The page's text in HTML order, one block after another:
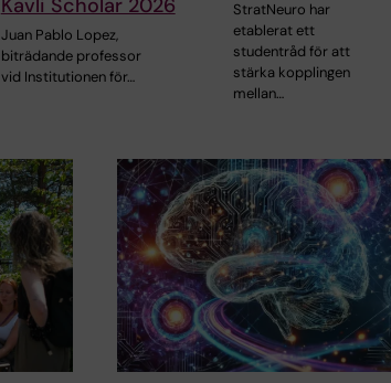
Kavli Scholar 2026
Juan Pablo Lopez,
biträdande professor
vid Institutionen för…
StratNeuro har
etablerat ett
studentråd för att
stärka kopplingen
mellan…